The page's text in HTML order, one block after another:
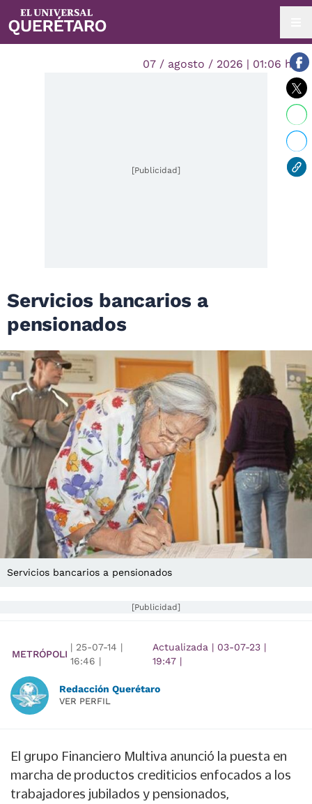
07 / agosto / 2026 | 01:06 hrs.
[Publicidad]
Servicios bancarios a
pensionados
Servicios bancarios a pensionados
[Publicidad]
METRÓPOLI
| 25-07-14 |
16:46 |
Actualizada | 03-07-23 |
19:47 |
Redacción Querétaro
VER PERFIL
El grupo Financiero Multiva anunció la puesta en
marcha de productos crediticios enfocados a los
trabajadores jubilados y pensionados,